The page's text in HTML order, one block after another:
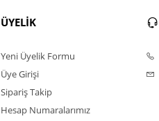
ÜYELİK
Yeni Üyelik Formu
Üye Girişi
Sipariş Takip
Hesap Numaralarımız